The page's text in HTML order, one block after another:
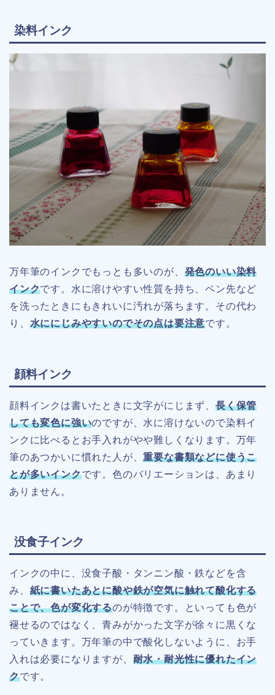
染料インク
万年筆のインクでもっとも多いのが、 発色のいい染料
インクです。水に溶けやすい性質を持ち、ペン先など
を洗ったときにもきれいに汚れが落ちます。その代わ
り、 水ににじみやすいのでその点は要注意です。
顔料インク
顔料インクは書いたときに文字がにじまず、 長く保管
しても変色に強いのですが、水に溶けないので染料イ
ンクに比べるとお手入れがやや難しくなります。万年
筆のあつかいに慣れた人が、重要な書類などに使うこ
とが多いインクです。色のバリエーションは、あまり
ありません。
没食子インク
インクの中に、没食子酸・タンニン酸・鉄などを含
み、 紙に書いたあとに酸や鉄が空気に触れて酸化する
ことで、色が変化するのが特徴です。といっても色が
褪せるのではなく、青みがかった文字が徐々に黒くな
っていきます。万年筆の中で酸化しないように、お手
入れは必要になりますが、 耐水・耐光性に優れたイン
クです。